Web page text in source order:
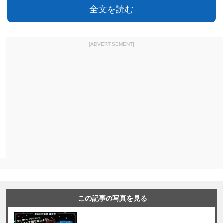
全文を読む
[ADVERTISEMENT]
この記事の写真を見る